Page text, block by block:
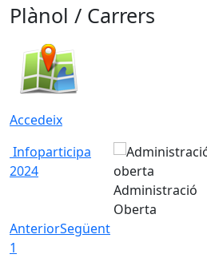
Plànol / Carrers
Accedeix
Infoparticipa
2024
Administració
Oberta
AnteriorSegüent
1